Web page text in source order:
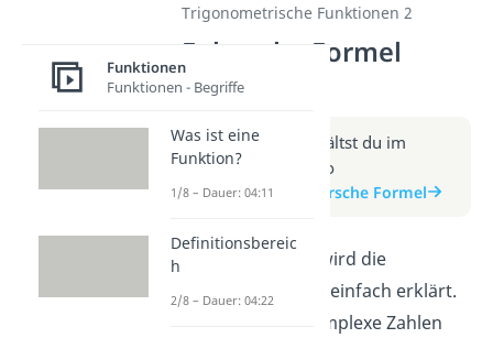
Trigonometrische Funktionen 2
Eulersche Formel
(Video)
Weitere Infos erhältst du im
Beitrag zum Video
zum Beitrag: Eulersche Formel
In diesem Video wird die
Eulersche Formel einfach erklärt.
Du lernst, wie komplexe Zahlen
Funktionen
Funktionen - Begriffe
Was ist eine
Funktion?
1/8 – Dauer: 04:11
Definitionsbereic
h
2/8 – Dauer: 04:22